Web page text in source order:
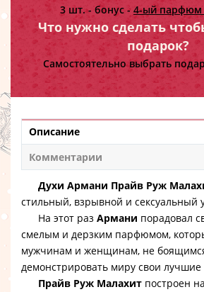
3 шт. - бонус - 4-ый парфюм
Что нужно сделать
подарок?
Самостоятельно выбрать
Описание
Комментарии
Духи Армани Прайв Руж
стильный, взрывной и сексуальный
На этот раз Армани порадовал
смелым и дерзким парфюмом,
мужчинам и женщинам, не
демонстрировать миру свои лучшие
Прайв Руж Малахит построен